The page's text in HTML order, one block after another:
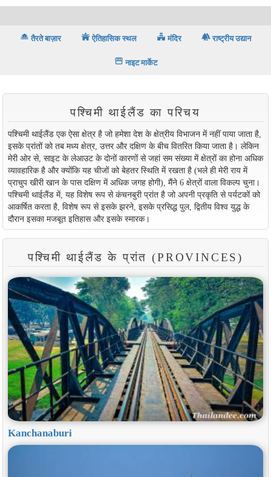
houseboat तैरते बाज़ार temple_buddhistऐतिहासिक स्थल temple_hindu मंदिर forestराष्ट्रीय उद्यान
storefront नाइट मार्केट
पश्चिमी थाईलैंड का परिचय
पश्चिमी थाईलैंड एक ऐसा क्षेत्र है जो हमेशा देश के क्षेत्रीय विभाजन में नहीं पाया जाता है,
इसके प्रांतों को तब मध्य क्षेत्र, उत्तर और दक्षिण के बीच वितरित किया जाता है। लेकिन
मेरी ओर से, साइट के लेआउट के दोनों कारणों से जहां सम संख्या में क्षेत्रों का होना अधिक
व्यावहारिक है और क्योंकि यह चीजों को बेहतर स्थिति में रखता है (भले ही मेरी राय में
प्राचुप खीरी खान के पास दक्षिण में अधिक जगह होगी), मैंने 6 क्षेत्रों वाला विकल्प चुना।
पश्चिमी थाईलैंड में, यह विशेष रूप से कंचनबुरी प्रांत है जो अपनी प्रकृति से पर्यटकों को
आकर्षित करता है, विशेष रूप से इसके झरने, इसके प्रसिद्ध पुल, द्वितीय विश्व युद्ध के
दौरान इसका मजबूत इतिहास और इसके स्मारक।
पश्चिमी थाईलैंड के प्रांत (PROVINCES)
Kanchanaburi